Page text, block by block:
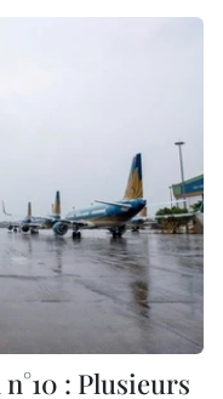
: Plusieurs